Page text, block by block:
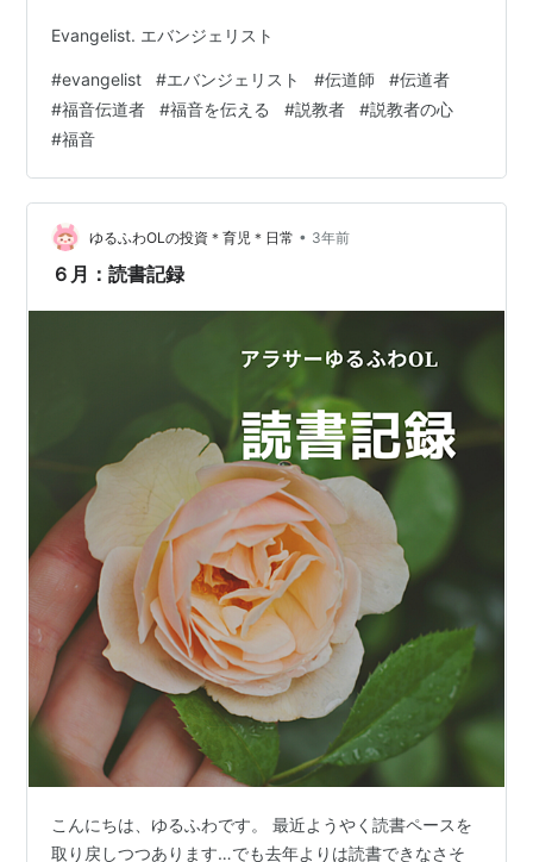
Evangelist. エバンジェリスト
#evangelist #エバンジェリスト #伝道師 #伝道者
#福音伝道者 #福音を伝える #説教者 #説教者の心
#福音
ゆるふわOLの投資＊育児＊日常 • 3年前
６月：読書記録
こんにちは、ゆるふわです。 最近ようやく読書ペースを
取り戻しつつあります…でも去年よりは読書できなさそ